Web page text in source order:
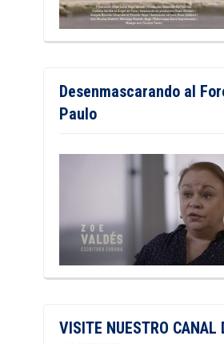
Desenmascarando al
Paulo
VISITE NUESTRO CANAL